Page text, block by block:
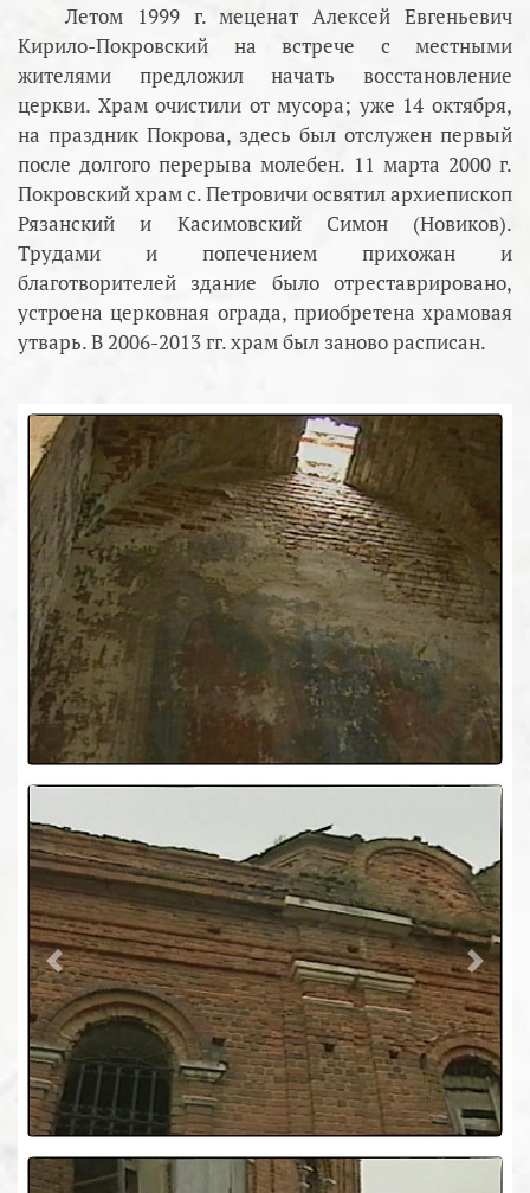
Летом 1999 г. меценат Алексей Евгеньевич
Кирило-Покровский на встрече с местными
жителями предложил начать восстановление
церкви. Храм очистили от мусора; уже 14 октября,
на праздник Покрова, здесь был отслужен первый
после долгого перерыва молебен. 11 марта 2000 г.
Покровский храм с. Петровичи освятил архиепископ
Рязанский и Касимовский Симон (Новиков).
Трудами и попечением прихожан и
благотворителей здание было отреставрировано,
устроена церковная ограда, приобретена храмовая
утварь. В 2006-2013 гг. храм был заново расписан.
Previous Next